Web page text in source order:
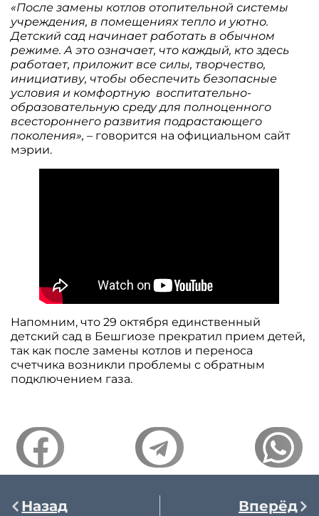
«После замены котлов отопительной системы
учреждения, в помещениях тепло и уютно.
Детский сад начинает работать в обычном
режиме. А это означает, что каждый, кто здесь
работает, приложит все силы, творчество,
инициативу, чтобы обеспечить безопасные
условия и комфортную воспитательно-
образовательную среду для полноценного
всестороннего развития подрастающего
поколения»,– говорится на официальном сайт
мэрии.
Напомним, что 29 октября единственный
детский сад в Бешгиозе прекратил прием детей,
так как после замены котлов и переноса
счетчика возникли проблемы с обратным
подключением газа.
Назад Вперёд